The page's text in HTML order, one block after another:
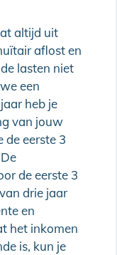
altijd uit
aflost en
lasten niet
een
heb je
van jouw
de eerste 3
de eerste 3
drie jaar
en
het inkomen
is, kun je